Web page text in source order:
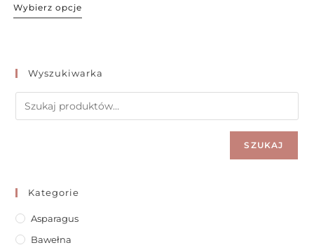
Wybierz opcje
Wyszukiwarka
SZUKAJ
Kategorie
Asparagus
Bawełna